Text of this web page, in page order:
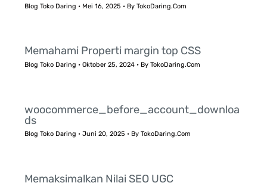
Blog Toko Daring • Mei 16, 2025 • ByTokoDaring.Com
Memahami Properti margin top CSS
Blog Toko Daring •Oktober 25, 2024 • ByTokoDaring.Com
woocommerce_before_account_downloa
ds
Blog Toko Daring •Juni 20, 2025 • ByTokoDaring.Com
Memaksimalkan Nilai SEO UGC